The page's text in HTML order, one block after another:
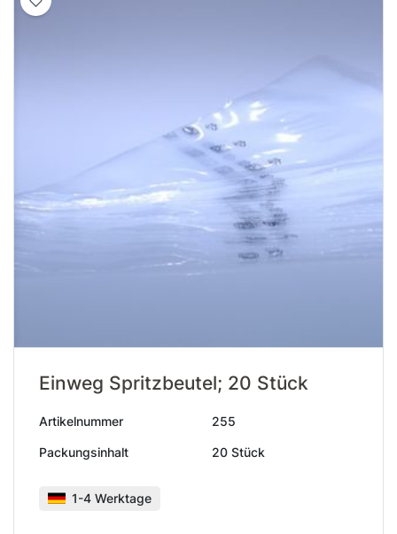
Einweg Spritzbeutel; 20 Stück
Artikelnummer 255
Packungsinhalt 20 Stück
1-4 Werktage